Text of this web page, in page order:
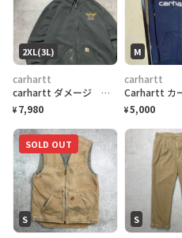
2XL(3L)
carhartt
carhartt ダメージ 刺繍企業ロゴ 2XL ヘビーオンス ジップパーカー
¥ 7,980
M
carhartt
¥5,000
S
SOLD OUT
S